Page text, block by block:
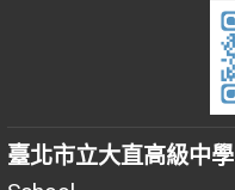
臺北市立大直高級中學